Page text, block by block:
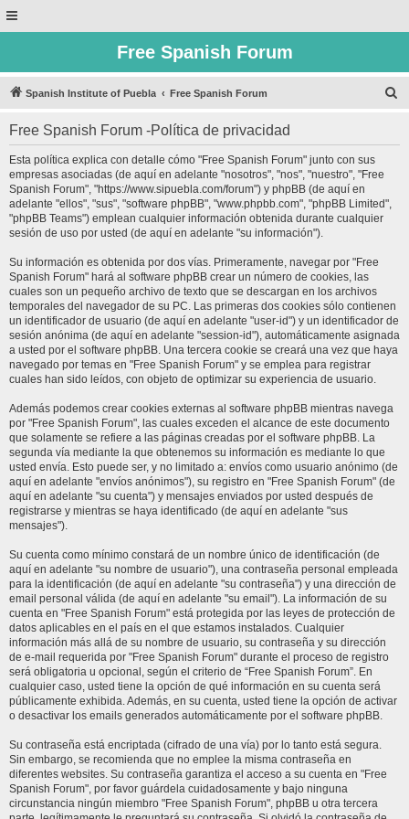
Free Spanish Forum
Spanish Institute of Puebla Free Spanish Forum
Free Spanish Forum -Política de privacidad
Esta política explica con detalle cómo "Free Spanish Forum" junto con sus
empresas asociadas (de aquí en adelante "nosotros", "nos", "nuestro", "Free
Spanish Forum", "https://www.sipuebla.com/forum") y phpBB (de aquí en
adelante "ellos", "sus", "software phpBB", "www.phpbb.com", "phpBB Limited",
"phpBB Teams") emplean cualquier información obtenida durante cualquier
sesión de uso por usted (de aquí en adelante "su información").
Su información es obtenida por dos vías. Primeramente, navegar por "Free
Spanish Forum" hará al software phpBB crear un número de cookies, las
cuales son un pequeño archivo de texto que se descargan en los archivos
temporales del navegador de su PC. Las primeras dos cookies sólo contienen
un identificador de usuario (de aquí en adelante "user-id") y un identificador de
sesión anónima (de aquí en adelante "session-id"), automáticamente asignada
a usted por el software phpBB. Una tercera cookie se creará una vez que haya
navegado por temas en "Free Spanish Forum" y se emplea para registrar
cuales han sido leídos, con objeto de optimizar su experiencia de usuario.
Además podemos crear cookies externas al software phpBB mientras navega
por "Free Spanish Forum", las cuales exceden el alcance de este documento
que solamente se refiere a las páginas creadas por el software phpBB. La
segunda vía mediante la que obtenemos su información es mediante lo que
usted envía. Esto puede ser, y no limitado a: envíos como usuario anónimo (de
aquí en adelante "envíos anónimos"), su registro en "Free Spanish Forum" (de
aquí en adelante "su cuenta") y mensajes enviados por usted después de
registrarse y mientras se haya identificado (de aquí en adelante "sus
mensajes").
Su cuenta como mínimo constará de un nombre único de identificación (de
aquí en adelante "su nombre de usuario"), una contraseña personal empleada
para la identificación (de aquí en adelante "su contraseña") y una dirección de
email personal válida (de aquí en adelante "su email"). La información de su
cuenta en "Free Spanish Forum" está protegida por las leyes de protección de
datos aplicables en el país en el que estamos instalados. Cualquier
información más allá de su nombre de usuario, su contraseña y su dirección
de e-mail requerida por "Free Spanish Forum" durante el proceso de registro
será obligatoria u opcional, según el criterio de “Free Spanish Forum”. En
cualquier caso, usted tiene la opción de qué información en su cuenta será
públicamente exhibida. Además, en su cuenta, usted tiene la opción de activar
o desactivar los emails generados automáticamente por el software phpBB.
Su contraseña está encriptada (cifrado de una vía) por lo tanto está segura.
Sin embargo, se recomienda que no emplee la misma contraseña en
diferentes websites. Su contraseña garantiza el acceso a su cuenta en "Free
Spanish Forum", por favor guárdela cuidadosamente y bajo ninguna
circunstancia ningún miembro "Free Spanish Forum", phpBB u otra tercera